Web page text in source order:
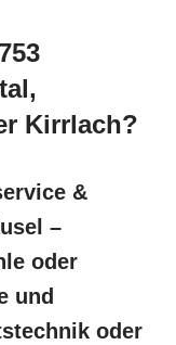
Kirrlach?
&
–
oder
und
oder